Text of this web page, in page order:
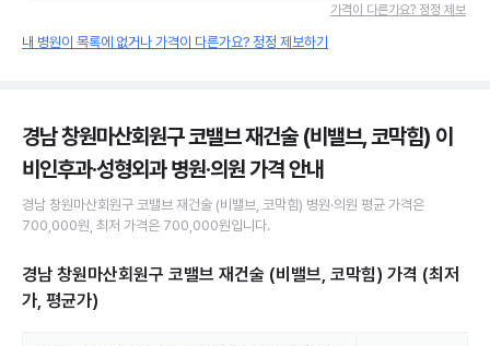
가격이 다른가요? 정정 제보
내 병원이 목록에 없거나 가격이 다른가요? 정정 제보하기
경남 창원마산회원구 코밸브 재건술 (비밸브, 코막힘) 이
비인후과·성형외과 병원·의원가격 안내
경남 창원마산회원구 코밸브 재건술 (비밸브, 코막힘) 병원·의원 평균 가격은
700,000원 , 최저 가격은 700,000원입니다.
경남 창원마산회원구 코밸브 재건술 (비밸브, 코막힘) 가격 (최저
가, 평균가)